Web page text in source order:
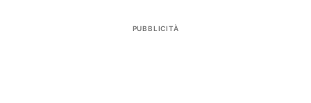
PUBBLICITÀ